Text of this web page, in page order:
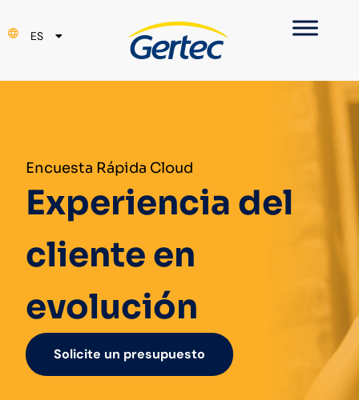
ES
EN
Encuesta Rápida Cloud
Experiencia del
cliente en
evolución
Solicite un presupuesto